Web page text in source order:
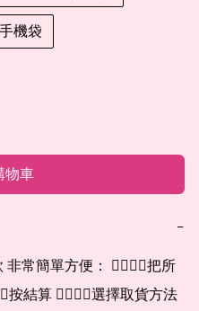
手機袋
物車
−
按結算 👉🏻👉🏻選擇取貨方法